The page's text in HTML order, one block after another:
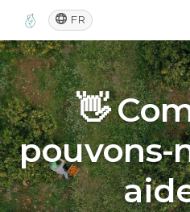
FR
👋
pouvons-